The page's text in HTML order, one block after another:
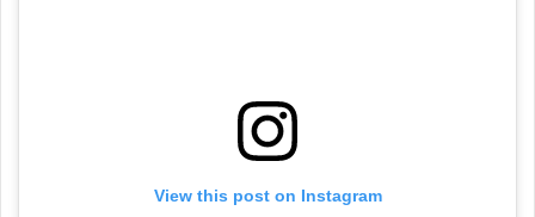
View this post on Instagram